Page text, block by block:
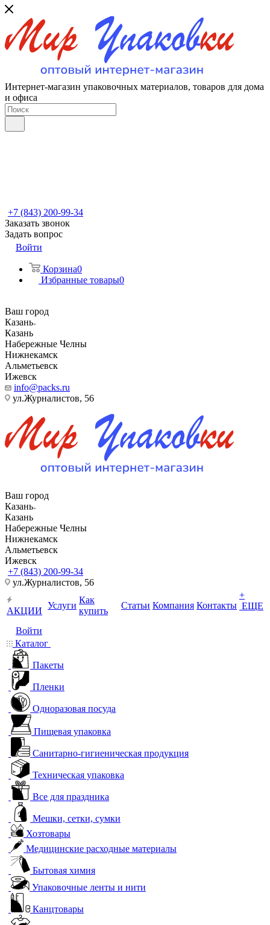
Интернет-магазин упаковочных материалов, товаров для дома
и офиса
+7 (843) 200-99-34
Заказать звонок
Задать вопрос
Войти
Корзина0
Избранные товары0
Ваш город
Казань
Казань
Набережные Челны
Нижнекамск
Альметьевск
Ижевск
info@packs.ru
ул.Журналистов, 56
Ваш город
Казань
Казань
Набережные Челны
Нижнекамск
Альметьевск
Ижевск
+7 (843) 200-99-34
ул.Журналистов, 56
АКЦИИ
Услуги
Как
купить
Статьи Компания Контакты
+
ЕЩЕ
Войти
Каталог
Пакеты
Пленки
Одноразовая посуда
Пищевая упаковка
Санитарно-гигиеническая продукция
Техническая упаковка
Все для праздника
Мешки, сетки, сумки
Хозтовары
Медицинские расходные материалы
Бытовая химия
Упаковочные ленты и нити
Канцтовары